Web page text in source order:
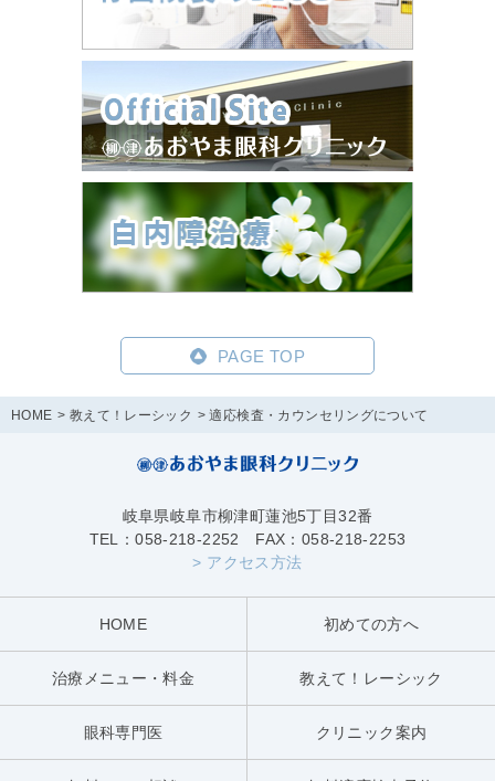
PAGE TOP
HOME 教えて！レーシック 適応検査・カウンセリングについて
岐阜県岐阜市柳津町蓮池5丁目32番
TEL：058-218-2252 FAX：058-218-2253
> アクセス方法
HOME 初めての方へ
治療メニュー・料金 教えて！レーシック
眼科専門医 クリニック案内